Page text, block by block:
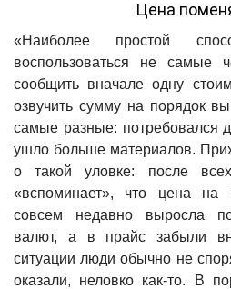
Цена
«Наиболее простой
воспользоваться не самые
сообщить вначале одну
озвучить сумму на порядок
самые разные: потребовался
ушло больше материалов.
о такой уловке: после
«вспоминает», что цена на
совсем недавно выросла
валют, а в прайс забыли
ситуации люди обычно не
оказали, неловко как-то. В